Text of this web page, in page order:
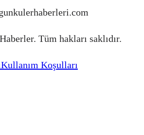
Tüm hakları saklıdır.
Kullanım Koşulları